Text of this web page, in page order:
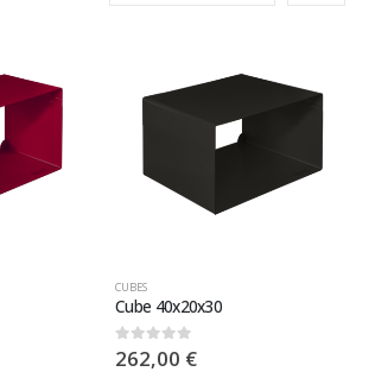
CUBES
Cube 40x20x30
0sur 5
262,00 €